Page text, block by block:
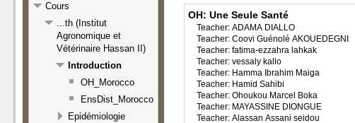
OH: Une Seule Santé
Teacher: ADAMA DIALLO
Teacher: Coovi Guénolé AKOUEDEGNI
Teacher: fatima-ezzahra lahkak
Teacher: vessaly kallo
Teacher: Hamma Ibrahim Maiga
Teacher: Hamid Sahibi
Teacher: Ohoukou Marcel Boka
Teacher: MAYASSINE DIONGUE
Teacher: Alassan Assani seidou
Cours
...th (Institut
Agronomique et
Vétérinaire Hassan II)
Introduction
OH_Morocco
EnsDist_Morocco
Epidémiologie